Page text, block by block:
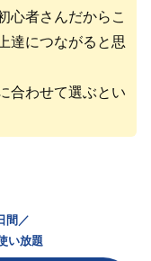
心者さんだからこ
達につながると思
合わせて選ぶとい
間／
い放題